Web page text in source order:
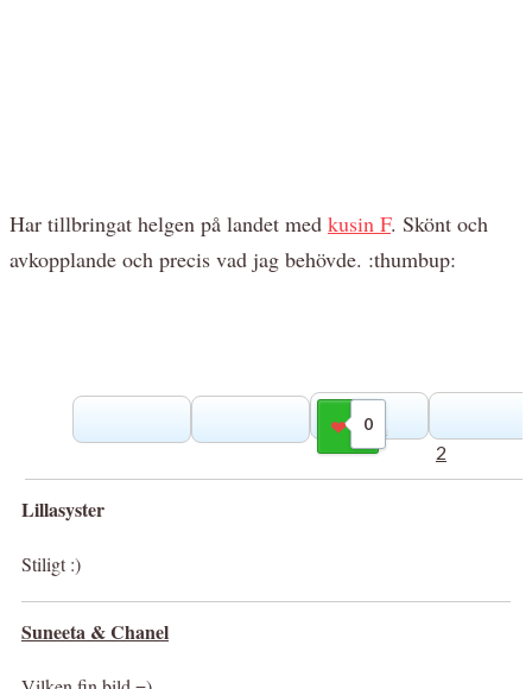
Har tillbringat helgen på landet med kusin F. Skönt och
avkopplande och precis vad jag behövde. :thumbup:
0
Gilla
2
Lillasyster
Stiligt :)
Suneeta & Chanel